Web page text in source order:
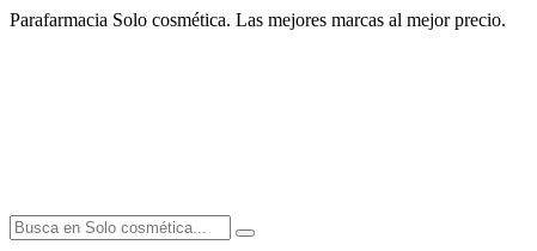
Parafarmacia Solo cosmética. Las mejores marcas al mejor precio.